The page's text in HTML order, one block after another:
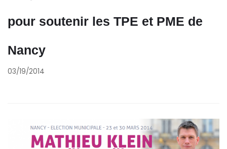
pour soutenir les TPE et PME de
Nancy
03/19/2014